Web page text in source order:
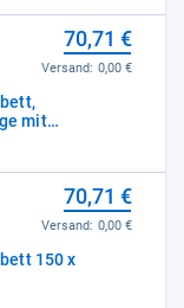
mit
70,71 €
Versand: 0,00 €
150 x
70,71 €
Versand: 0,00 €